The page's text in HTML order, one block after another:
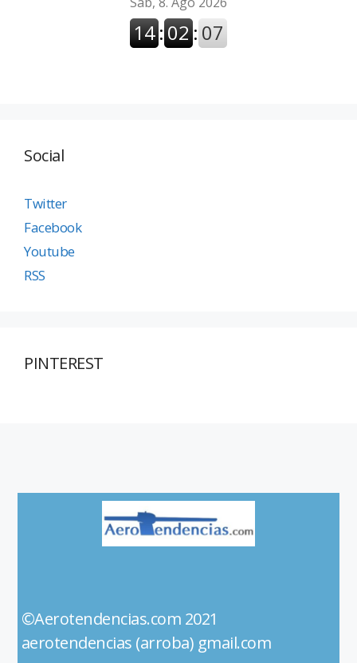
Social
Twitter
Facebook
Youtube
RSS
PINTEREST
©Aerotendencias.com 2021
aerotendencias (arroba) gmail.com